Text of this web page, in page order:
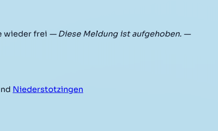
wieder frei — Diese Meldung ist aufgehoben. —
Niederstotzingen